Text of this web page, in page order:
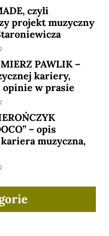
czyli
projekt muzyczny
PAWLIK –
kariery,
opinie w prasie
– opis
kariera muzyczna,